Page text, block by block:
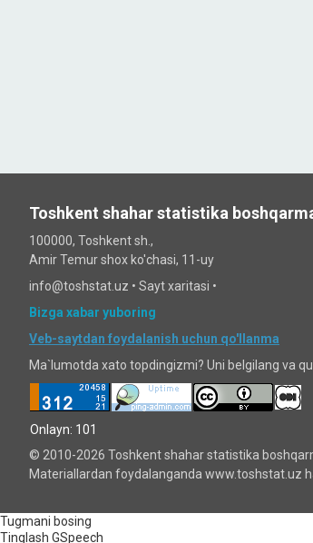
Toshkent shahar statistika
100000, Toshkent sh.,
Amir Temur shox ko'chasi, 11-uy
info@toshstat.uz • Sayt xaritasi •
Bizga xabar yuboring
Veb-saytdan foydalanish uchun qo'llanma
Ma`lumotda xato topdingizmi? Uni belgilang va
Onlayn: 101
© 2010-2026 Toshkent shahar statistika
Materiallardan foydalanganda www.toshstat.uz
Tugmani bosing
Tinglash GSpeech